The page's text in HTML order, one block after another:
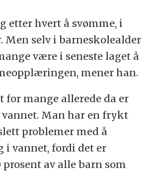
etter hvert å svømme, i
Men selv i barneskolealder
være i seneste laget å
mener han.
for mange allerede da er
Man har en frykt
problemer med å
i vannet, fordi det er
av alle barn som